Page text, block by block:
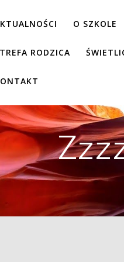
O SZKOLE
RODZICA